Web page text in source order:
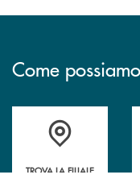
Come possiamo
Accedi all' elenco
TROVA LA FILIALE